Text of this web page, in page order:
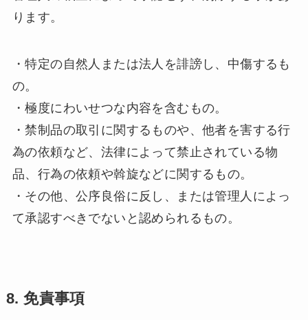
ります。
・特定の自然人または法人を誹謗し、中傷するも
の。
・極度にわいせつな内容を含むもの。
・禁制品の取引に関するものや、他者を害する行
為の依頼など、法律によって禁止されている物
品、行為の依頼や斡旋などに関するもの。
・その他、公序良俗に反し、または管理人によっ
て承認すべきでないと認められるもの。
8. 免責事項